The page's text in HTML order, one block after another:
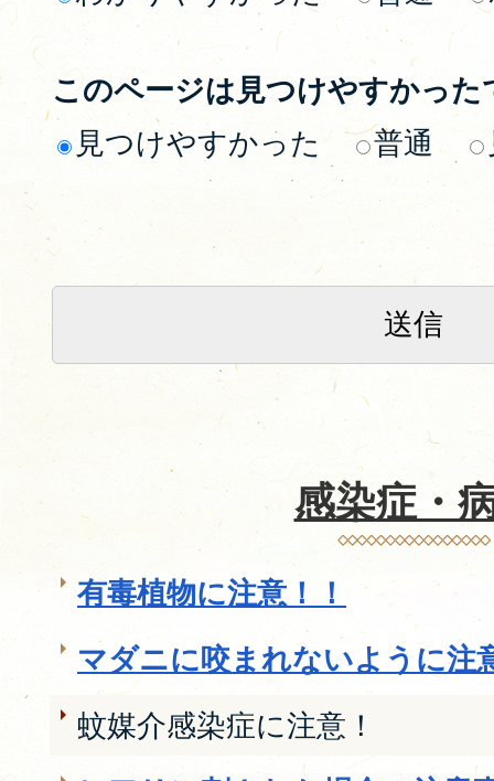
このページは見つけやすかった
見つけやすかった
普通
感染症・
有毒植物に注意！！
マダニに咬まれないように注
蚊媒介感染症に注意！